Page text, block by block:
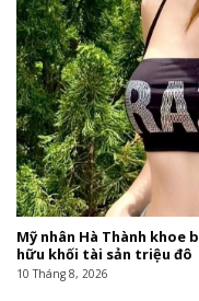
Mỹ nhân Hà Thành khoe
hữu khối tài sản triệu đô
10 Tháng 8, 2026